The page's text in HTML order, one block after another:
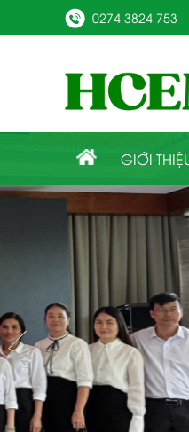
0274 3824 753
GIỚI